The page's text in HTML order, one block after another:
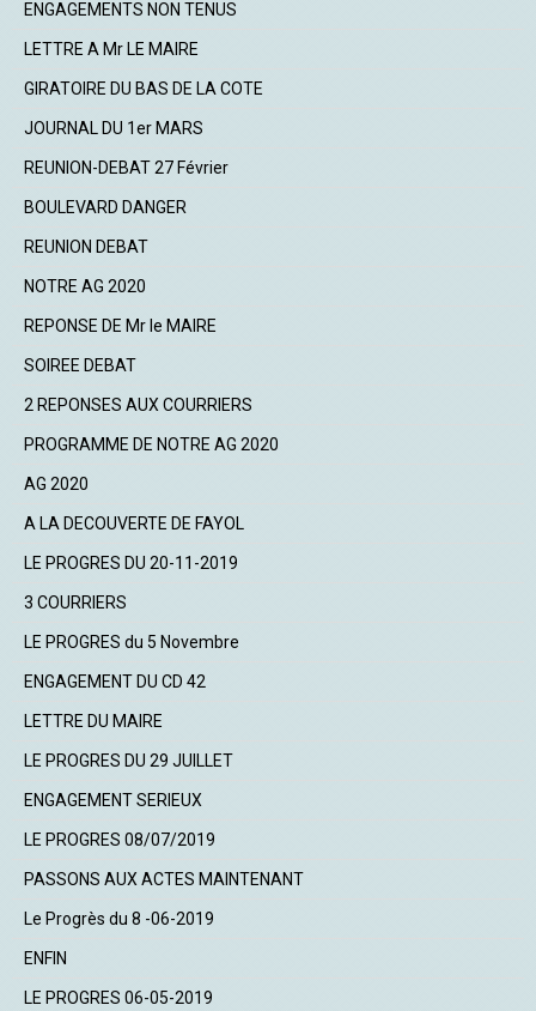
ENGAGEMENTS NON TENUS
LETTRE A Mr LE MAIRE
GIRATOIRE DU BAS DE LA COTE
JOURNAL DU 1er MARS
REUNION-DEBAT 27 Février
BOULEVARD DANGER
REUNION DEBAT
NOTRE AG 2020
REPONSE DE Mr le MAIRE
SOIREE DEBAT
2 REPONSES AUX COURRIERS
PROGRAMME DE NOTRE AG 2020
AG 2020
A LA DECOUVERTE DE FAYOL
LE PROGRES DU 20-11-2019
3 COURRIERS
LE PROGRES du 5 Novembre
ENGAGEMENT DU CD 42
LETTRE DU MAIRE
LE PROGRES DU 29 JUILLET
ENGAGEMENT SERIEUX
LE PROGRES 08/07/2019
PASSONS AUX ACTES MAINTENANT
Le Progrès du 8 -06-2019
ENFIN
LE PROGRES 06-05-2019